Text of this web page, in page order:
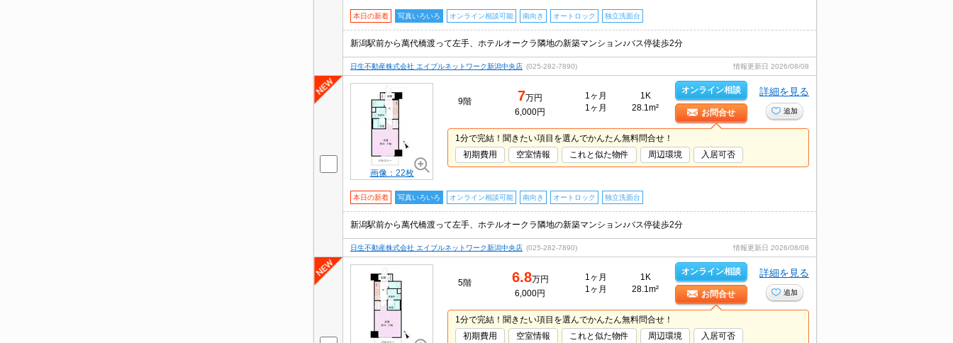
本日の新着 写真いろいろ オンライン相談可能 南向き オートロック 独立洗面台
新潟駅前から萬代橋渡って左手、ホテルオークラ隣地の新築マンション♪バス停徒歩2分
日生不動産株式会社 エイブルネットワーク新潟中央店 (025-282-7890) 情報更新日 2026/08/08
画像：22枚
9階 7万円
6,000円
1ヶ月
1ヶ月
1K
28.1m²
オンライン相談
お問合せ
詳細を見る
追加
1分で完結！聞きたい項目を選んでかんたん無料問合せ！
初期費用
空室情報 これと似た物件 周辺環境 入居可否
本日の新着 写真いろいろ オンライン相談可能 南向き オートロック 独立洗面台
新潟駅前から萬代橋渡って左手、ホテルオークラ隣地の新築マンション♪バス停徒歩2分
日生不動産株式会社 エイブルネットワーク新潟中央店 (025-282-7890) 情報更新日 2026/08/08
5階 6.8万円
6,000円
1ヶ月
1ヶ月
1K
28.1m²
オンライン相談
お問合せ
詳細を見る
追加
1分で完結！聞きたい項目を選んでかんたん無料問合せ！
初期費用
空室情報 これと似た物件 周辺環境 入居可否